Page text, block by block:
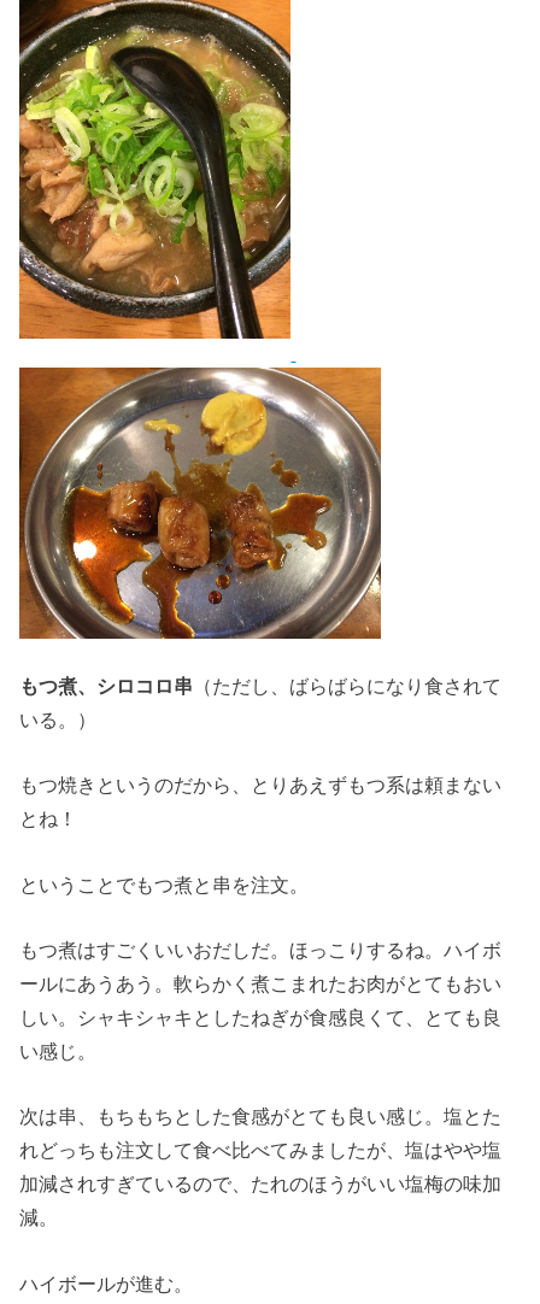
もつ煮、シロコロ串 （ただし、ばらばらになり食されて
いる。）
もつ焼きというのだから、とりあえずもつ系は頼まない
とね！
ということでもつ煮と串を注文。
もつ煮はすごくいいおだしだ。ほっこりするね。ハイボ
ールにあうあう。軟らかく煮こまれたお肉がとてもおい
しい。シャキシャキとしたねぎが食感良くて、とても良
い感じ。
次は串、もちもちとした食感がとても良い感じ。塩とた
れどっちも注文して食べ比べてみましたが、塩はやや塩
加減されすぎているので、たれのほうがいい塩梅の味加
減。
ハイボールが進む。